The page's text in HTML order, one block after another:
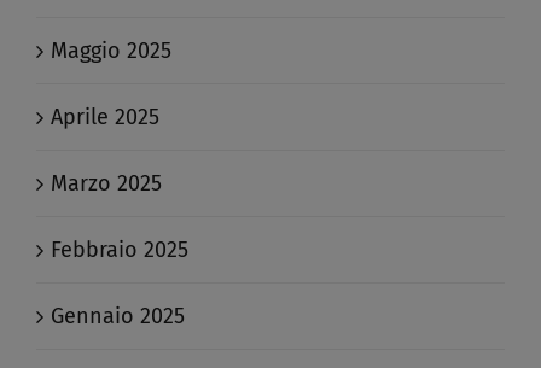
Maggio 2025
Aprile 2025
Marzo 2025
Febbraio 2025
Gennaio 2025